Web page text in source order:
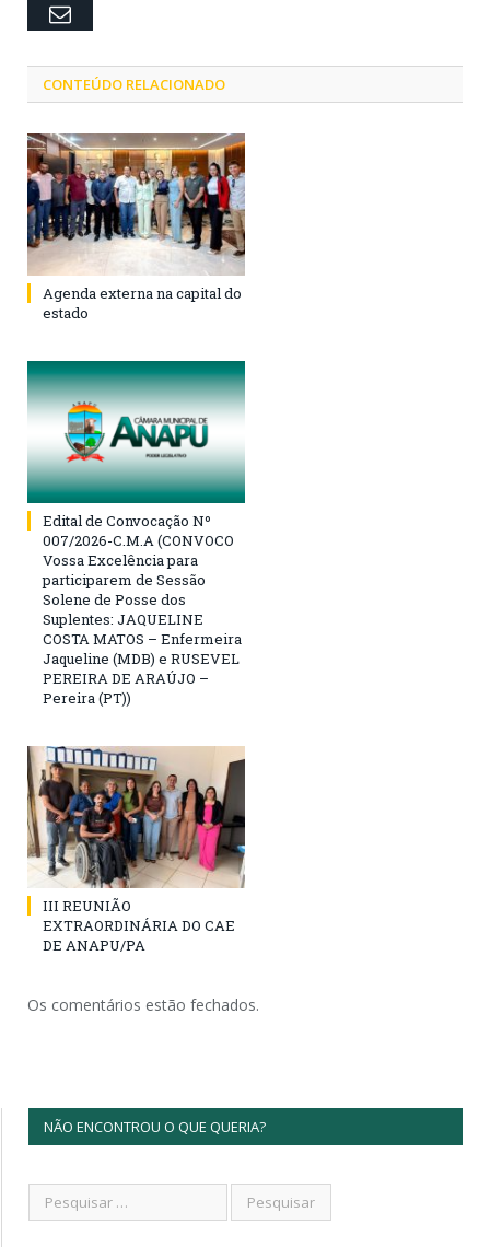
Email
CONTEÚDO RELACIONADO
Agenda externa na capital do
estado
Edital de Convocação Nº
007/2026-C.M.A (CONVOCO
Vossa Excelência para
participarem de Sessão
Solene de Posse dos
Suplentes: JAQUELINE
COSTA MATOS – Enfermeira
Jaqueline (MDB) e RUSEVEL
PEREIRA DE ARAÚJO –
Pereira (PT))
III REUNIÃO
EXTRAORDINÁRIA DO CAE
DE ANAPU/PA
Os comentários estão fechados.
NÃO ENCONTROU O QUE QUERIA?